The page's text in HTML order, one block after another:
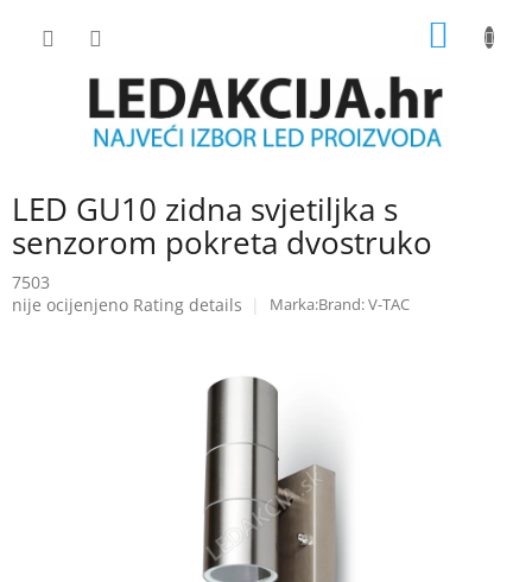
LED GU10 zidna svjetiljka s
senzorom pokreta dvostruko
7503
The
nije ocijenjeno Rating details Brand:V-TAC